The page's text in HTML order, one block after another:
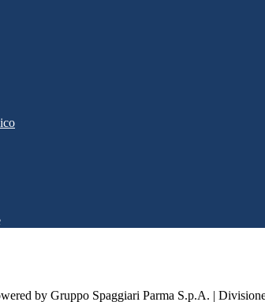
by Gruppo Spaggiari Parma S.p.A. |